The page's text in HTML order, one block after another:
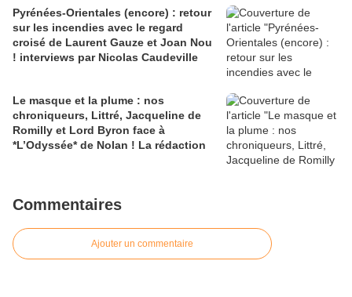
Pyrénées-Orientales (encore) : retour
sur les incendies avec le regard
croisé de Laurent Gauze et Joan Nou
! interviews par Nicolas Caudeville
Le masque et la plume : nos
chroniqueurs, Littré, Jacqueline de
Romilly et Lord Byron face à
*L’Odyssée* de Nolan ! La rédaction
Commentaires
Ajouter un commentaire